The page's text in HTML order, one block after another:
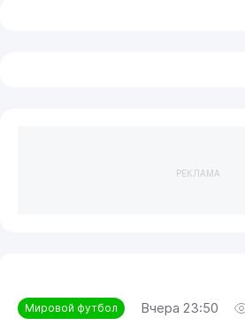
РЕКЛАМА
Мировой футбол Вчера 23:50